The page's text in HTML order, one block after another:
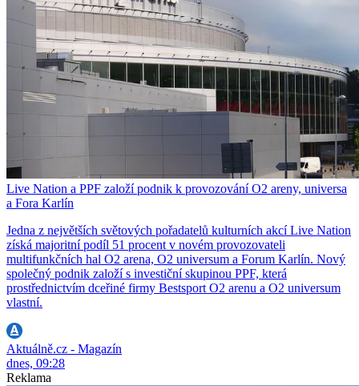
Live Nation a PPF založí podnik k provozování O2 areny, universa
a Fora Karlín
Jedna z největších světových pořadatelů kulturních akcí Live Nation
získá majoritní podíl 51 procent v novém provozovateli
multifunkčních hal O2 arena, O2 universum a Forum Karlín. Nový
společný podnik založí s investiční skupinou PPF, která
prostřednictvím dceřiné firmy Bestsport O2 arenu a O2 universum
vlastní.
Aktuálně.cz - Magazín
dnes, 09:28
Reklama